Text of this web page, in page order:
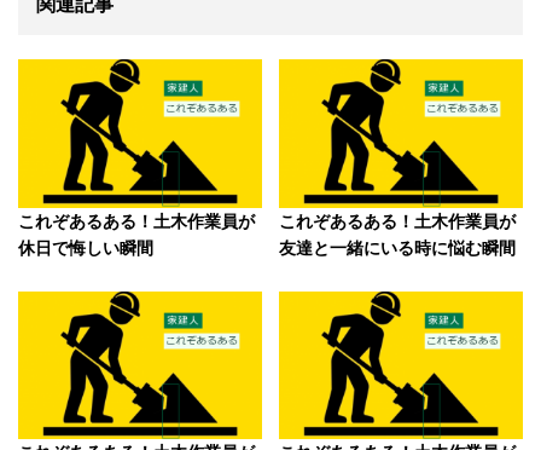
関連記事
これぞあるある！土木作業員が
休日で悔しい瞬間
これぞあるある！土木作業員が
友達と一緒にいる時に悩む瞬間